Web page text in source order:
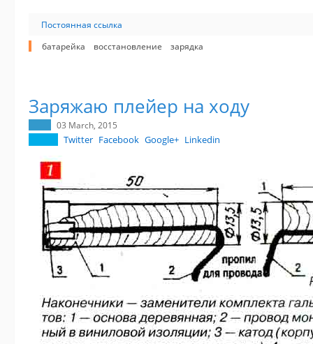
Постоянная ссылка
батарейка
восстановление зарядка
Заряжаю плейер на ходу
03 March, 2015
Twitter Facebook Google+ Linkedin